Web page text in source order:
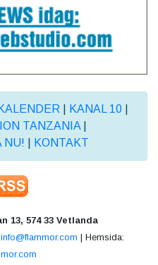
| KANAL 10|
TANZANIA|
NU!
KONTAKT
13, 574 33 Vetlanda
info@flammor.com | Hemsida: